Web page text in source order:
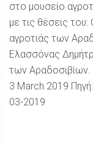
στο μουσείο
με τις θέσεις
αγροτιάς των
Ελασσόνας
των Αραδοσιβίων.
3 March 2019
03-2019